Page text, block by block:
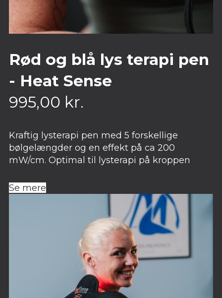
Rød og blå lys terapi pen
- Heat Sense
995,00 kr.
Kraftig lysterapi pen med 5 forskellige
bølgelængder og en effekt på ca 200
mW/cm. Optimal til lysterapi på kroppen
Se mere